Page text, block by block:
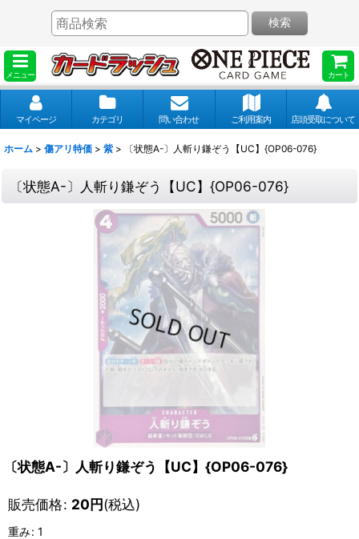
メニュー カート
検索
マイページ カテゴリ 問い合わせ ご利用案内 店頭受取について
ホーム > 傷アリ特価 > 紫 > 〔状態A-〕人斬り鎌ぞう【UC】{OP06-076}
〔状態A-〕人斬り鎌ぞう【UC】{OP06-076}
〔状態A-〕人斬り鎌ぞう【UC】{OP06-076}
販売価格: 20円(税込)
重み: 1